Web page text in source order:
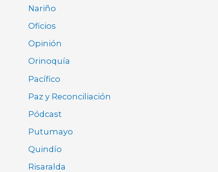
Nariño
Oficios
Opinión
Orinoquía
Pacífico
Paz y Reconciliación
Pódcast
Putumayo
Quindío
Risaralda